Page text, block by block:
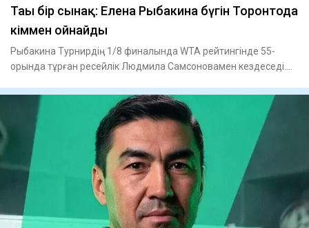
Тағы бір сынақ: Елена Рыбакина бүгін Торонтода
кіммен ойнайды
Рыбакина Турнирдің 1/8 финалында WTA рейтингінде 55-
орында тұрған ресейлік Людмила Самсоновамен кездеседі.